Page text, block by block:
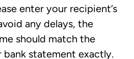
enter your recipient’s
any delays, the
should match the
bank statement exactly.